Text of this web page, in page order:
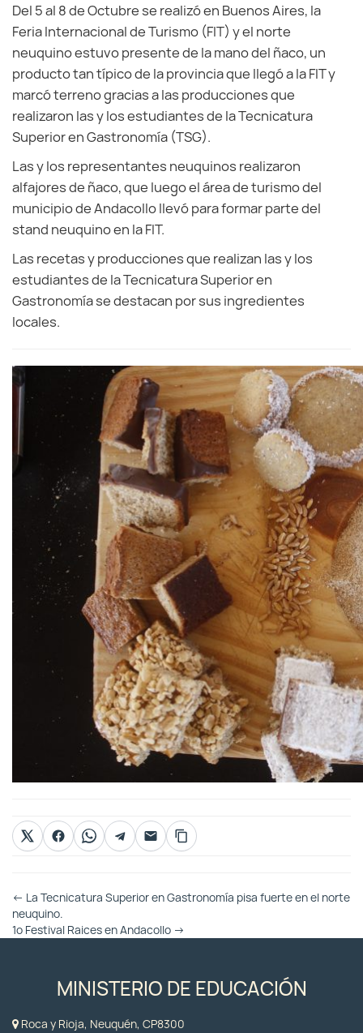
Del 5 al 8 de Octubre se realizó en Buenos Aires, la
Feria Internacional de Turismo (FIT) y el norte
neuquino estuvo presente de la mano del ñaco, un
producto tan típico de la provincia que llegó a la FIT y
marcó terreno gracias a las producciones que
realizaron las y los estudiantes de la Tecnicatura
Superior en Gastronomía (TSG).
Las y los representantes neuquinos realizaron
alfajores de ñaco, que luego el área de turismo del
municipio de Andacollo llevó para formar parte del
stand neuquino en la FIT.
Las recetas y producciones que realizan las y los
estudiantes de la Tecnicatura Superior en
Gastronomía se destacan por sus ingredientes
locales.
Otras
Entradas
← La Tecnicatura Superior en Gastronomía pisa fuerte en el norte
neuquino.
1º Festival Raices en Andacollo →
MINISTERIO DE EDUCACIÓN
Roca y Rioja, Neuquén, CP8300